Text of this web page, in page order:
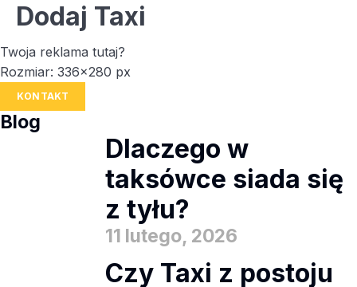
Dodaj Taxi
Twoja reklama tutaj?
Rozmiar: 336x280 px
KONTAKT
Blog
Dlaczego w
taksówce siada się
z tyłu?
11 lutego, 2026
Czy Taxi z postoju